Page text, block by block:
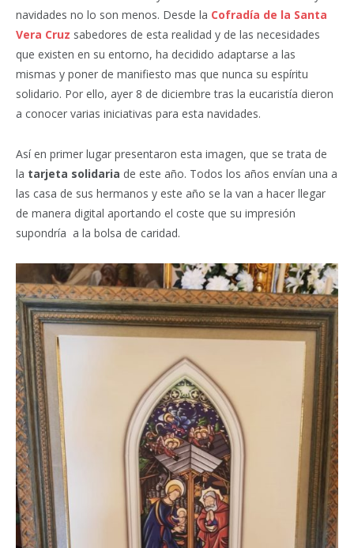
navidades no lo son menos. Desde la Cofradía de la Santa
Vera Cruz sabedores de esta realidad y de las necesidades
que existen en su entorno, ha decidido adaptarse a las
mismas y poner de manifiesto mas que nunca su espíritu
solidario. Por ello, ayer 8 de diciembre tras la eucaristía dieron
a conocer varias iniciativas para esta navidades.
Así en primer lugar presentaron esta imagen, que se trata de
la tarjeta solidaria de este año. Todos los años envían una a
las casa de sus hermanos y este año se la van a hacer llegar
de manera digital aportando el coste que su impresión
supondría a la bolsa de caridad.